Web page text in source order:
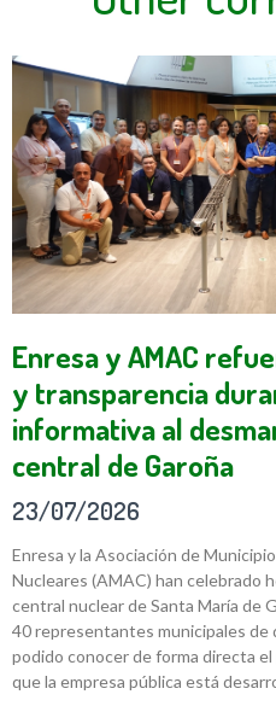
Enresa y AMAC
y transparencia
informativa al
central de Garoña
23/07/2026
Enresa y la Asociación de
Nucleares (AMAC) han celebrado
central nuclear de Santa María de
40 representantes municipales de
podido conocer de forma directa
que la empresa pública está